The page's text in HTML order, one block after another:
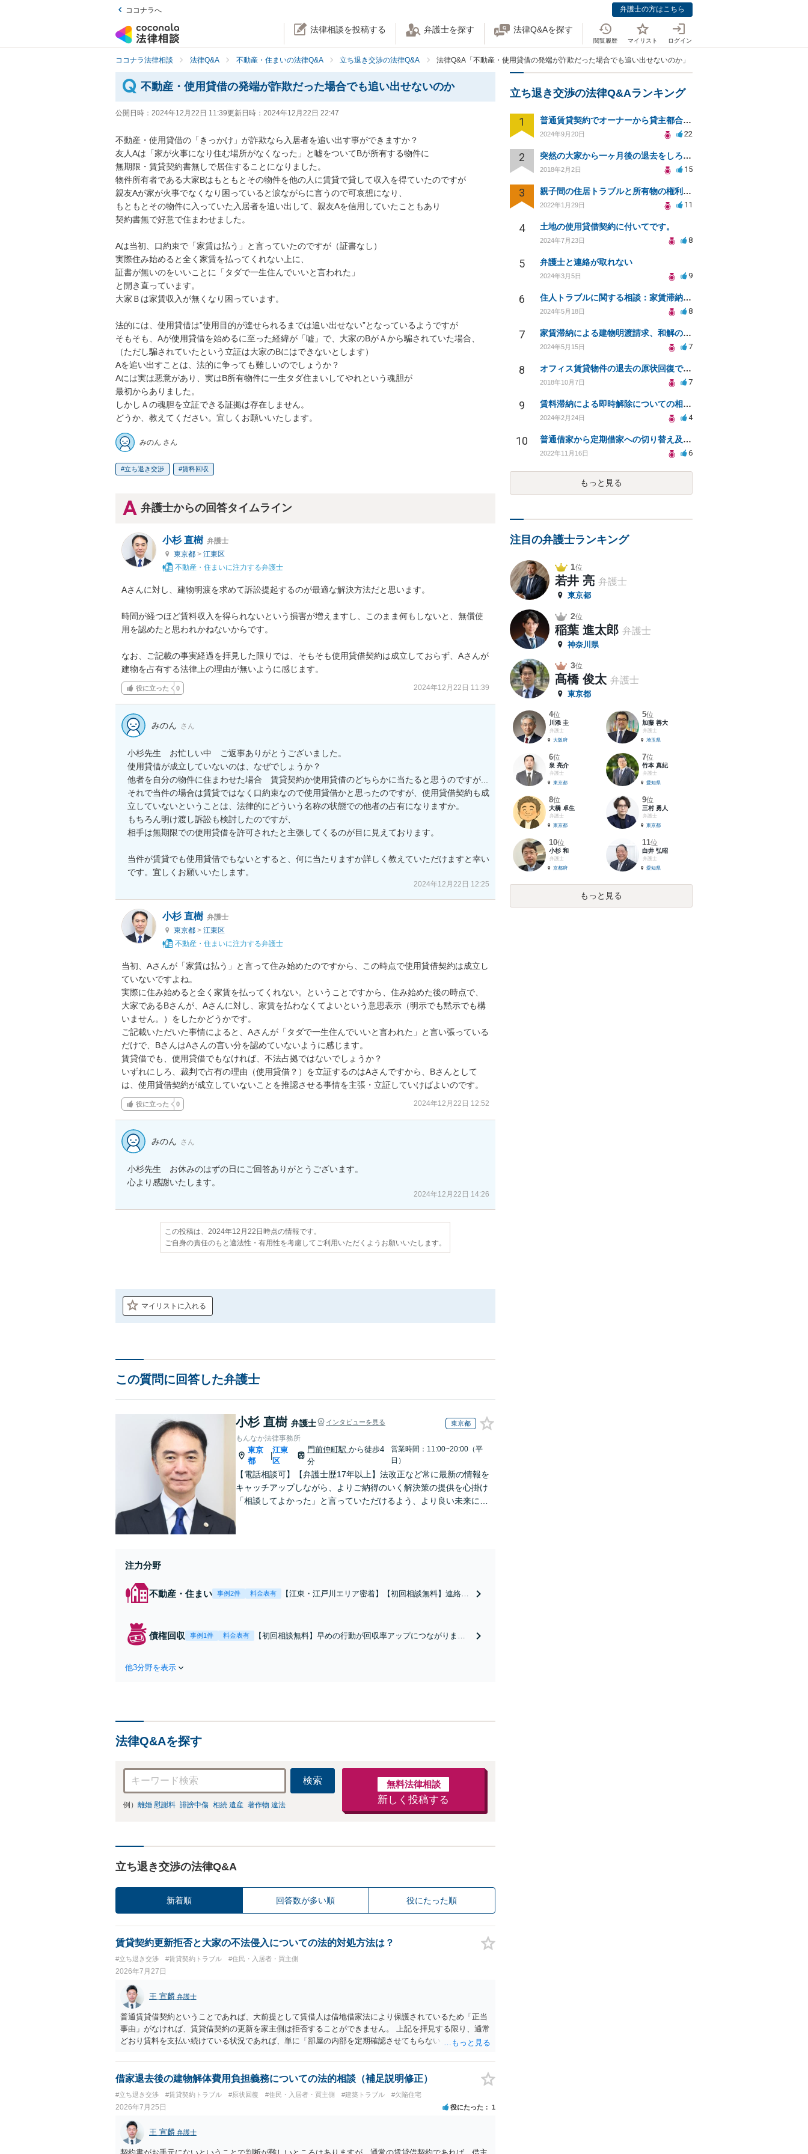
ココナラへ 弁護士の方はこちら
法律相談を投稿する 弁護士を探す 法律Q&Aを探す
閲覧履歴 マイリスト ログイン
ココナラ法律相談 法律Q&A 不動産・住まいの法律Q&A 立ち退き交渉の法律Q&A 法律Q&A「不動産・使用貸借の発端が詐欺だった場合でも追い出せないのか」
不動産・使用貸借の発端が詐欺だった場合でも追い出せないのか
公開日時： 2024年12月22日 11:39更新日時： 2024年12月22日 22:47
不動産・使用貸借の「きっかけ」が詐欺なら入居者を追い出す事ができますか？
友人Aは「家が火事になり住む場所がなくなった」と嘘をついてBが所有する物件に
無期限・賃貸契約書無しで居住することになりました。
物件所有者である大家Bはもともとその物件を他の人に賃貸で貸して収入を得ていたのですが
親友Aが家が火事でなくなり困っていると涙ながらに言うので可哀想になり、
もともとその物件に入っていた入居者を追い出して、親友Aを信用していたこともあり
契約書無で好意で住まわせました。
Aは当初、口約束で「家賃は払う」と言っていたのですが（証書なし）
実際住み始めると全く家賃を払ってくれない上に、
証書が無いのをいいことに「タダで一生住んでいいと言われた」
と開き直っています。
大家Ｂは家賃収入が無くなり困っています。
法的には、使用貸借は”使用目的が達せられるまでは追い出せない”となっているようですが
そもそも、Aが使用貸借を始めるに至った経緯が「嘘」で、大家のBがＡから騙されていた場合、
（ただし騙されていたという立証は大家のBにはできないとします）
Aを追い出すことは、法的に争っても難しいのでしょうか？
Aには実は悪意があり、実はB所有物件に一生タダ住まいしてやれという魂胆が
最初からありました。
しかしＡの魂胆を立証できる証拠は存在しません。
どうか、教えてください。宜しくお願いいたします。
みのん さん
立ち退き交渉 賃料回収
弁護士からの回答タイムライン
小杉 直樹 弁護士
東京都 > 江東区
不動産・住まいに注力する弁護士
Aさんに対し、建物明渡を求めて訴訟提起するのが最適な解決方法だと思います。
時間が経つほど賃料収入を得られないという損害が増えますし、このまま何もしないと、無償使
用を認めたと思われかねないからです。
なお、ご記載の事実経過を拝見した限りでは、そもそも使用貸借契約は成立しておらず、Aさんが
建物を占有する法律上の理由が無いように感じます。
役に立った 0 2024年12月22日 11:39
みのん さん
小杉先生　お忙しい中　ご返事ありがとうございました。
使用貸借が成立していないのは、なぜでしょうか？
他者を自分の物件に住まわせた場合　賃貸契約か使用貸借のどちらかに当たると思うのですが...
それで当件の場合は賃貸ではなく口約束なので使用貸借かと思ったのですが、使用貸借契約も成
立していないということは、法律的にどういう名称の状態での他者の占有になりますか。
もちろん明け渡し訴訟も検討したのですが、
相手は無期限での使用貸借を許可されたと主張してくるのが目に見えております。
当件が賃貸でも使用貸借でもないとすると、何に当たりますか詳しく教えていただけますと幸い
2024年12月22日 12:25
小杉 直樹 弁護士
東京都 > 江東区
不動産・住まいに注力する弁護士
当初、Aさんが「家賃は払う」と言って住み始めたのですから、この時点で使用貸借契約は成立し
ていないですよね。
実際に住み始めると全く家賃を払ってくれない。ということですから、住み始めた後の時点で、
大家であるBさんが、Aさんに対し、家賃を払わなくてよいという意思表示（明示でも黙示でも構
いません。）をしたかどうかです。
ご記載いただいた事情によると、Aさんが「タダで一生住んでいいと言われた」と言い張っている
だけで、BさんはAさんの言い分を認めていないように感じます。
賃貸借でも、使用貸借でもなければ、不法占拠ではないでしょうか？
いずれにしろ、裁判で占有の理由（使用貸借？）を立証するのはAさんですから、Bさんとして
は、使用貸借契約が成立していないことを推認させる事情を主張・立証していけばよいのです。
役に立った 0 2024年12月22日 12:52
みのん さん
小杉先生　お休みのはずの日にご回答ありがとうございます。
2024年12月22日 14:26
この投稿は、2024年12月22日時点の情報です。
ご自身の責任のもと適法性・有用性を考慮してご利用いただくようお願いいたします。
マイリストに入れる
この質問に回答した弁護士
小杉 直樹 弁護士 インタビューを見る 東京都
もんなか法律事務所
東京
都
|
江東
区
門前仲町駅から徒歩4
分
営業時間：11:00~20:00（平
日）
【電話相談可】【弁護士歴17年以上】法改正など常に最新の情報を
キャッチアップしながら、よりご納得のいく解決策の提供を心掛け
「相談してよかった」と言っていただけるよう、より良い未来に向
注力分野
不動産・住まい 事例2件 料金表有
【江東・江戸川エリア密着】【初回相談無料】連絡は
からのご相談はお任せください【弁護士歴15年以上】
債権回収 事例1件 料金表有
【初回相談無料】早めの行動が回収率アップにつながりま
他3分野を表示
法律Q&Aを探す
検索
例） 離婚 慰謝料 誹謗中傷 相続 遺産 著作物 違法
無料法律相談
新しく投稿する
立ち退き交渉の法律Q&A
新着順 回答数が多い順 役にたった順
賃貸契約更新拒否と大家の不法侵入についての法的対処方法は？
#立ち退き交渉 #賃貸契約トラブル #住民・入居者・買主側
2026年7月27日
王 宣麟 弁護士
普通賃貸借契約ということであれば、大前提として賃借人は借地借家法により保護されているため「正当
事由」がなければ、賃貸借契約の更新を家主側は拒否することができません。 上記を拝見する限り、通常
どおり賃料を支払い続けている状況であれば、単に「部屋の内部を定期確認させてもらないこと」が直ち
渉の中で、一定の金銭をもらえれば退去には応じる旨交渉をしてみるのはいかがでしょうか。 過去に賃借
人の許可なく無断で賃貸人が入室する行為自体は不法行為となり、また刑事的にも住居侵入罪が成立する
借家退去後の建物解体費用負担義務についての法的相談（補足説明修正）
#立ち退き交渉 #賃貸契約トラブル #原状回復 #住民・入居者・買主側 #建築トラブル #欠陥住宅
2026年7月25日 役にたった 1
王 宣麟 弁護士
立ち退き交渉の法律Q&Aランキング
1 普通賃貸契約でオーナーから貸主都合の立ち退き要求。このまま住み続けるには？
2024年9月20日 22
2 突然の大家から一ヶ月後の退去をしろと言われたが大家が損害請求に応じない
2018年2月2日 15
3 親子間の住居トラブルと所有物の権利についての法律相談
2022年1月29日 11
4 土地の使用貸借契約に付いてです。
2024年7月23日 8
5 弁護士と連絡が取れない
2024年3月5日 9
6 住人トラブルに関する相談：家賃滞納と退去費の支払いを拒否され、管理鍵の横領も発生
2024年5月18日 8
7 家賃滞納による建物明渡請求、和解の可能性と対策
2024年5月15日 7
8 オフィス賃貸物件の退去の原状回復で、必要ない修繕費を請求されている
2018年10月7日 7
9 賃料滞納による即時解除についての相談（貸主側です）
2024年2月24日 4
10 普通借家から定期借家への切り替え及び、賃料値上げについて
2022年11月16日 6
もっと見る
注目の弁護士ランキング
1位
若井 亮 弁護士
東京都
2位
稲葉 進太郎 弁護士
神奈川県
3位
髙橋 俊太 弁護士
東京都
4位
川添 圭
弁護士
大阪府
5位
加藤 善大
弁護士
埼玉県
6位
泉 亮介
弁護士
東京都
7位
竹本 真紀
弁護士
愛知県
8位
大橋 卓生
弁護士
東京都
9位
三村 勇人
弁護士
東京都
10位
小杉 和
弁護士
京都府
11位
白井 弘昭
弁護士
愛知県
もっと見る